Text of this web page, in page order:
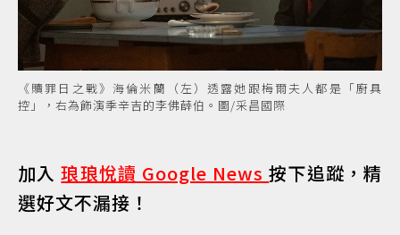
《贖罪日之戰》海倫米蘭（左）透露她跟梅爾夫人都是「廚具
控」，右為飾演季辛吉的李佛薛伯。圖/采昌國際
加入琅琅悅讀 Google News按下追蹤，精
選好文不漏接！